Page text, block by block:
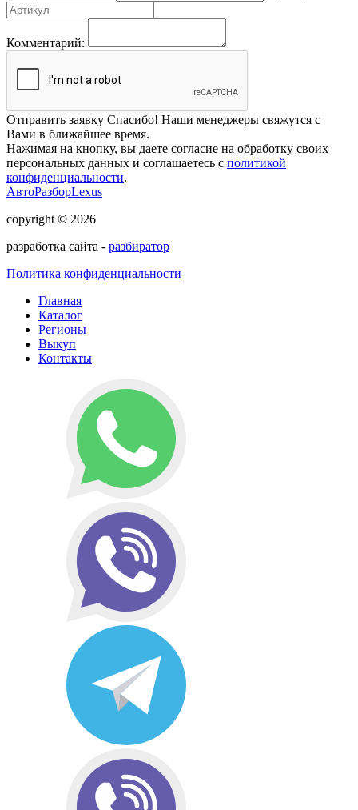
Комментарий:
Отправить заявку Спасибо! Наши менеджеры свяжутся с
Вами в ближайшее время.
Нажимая на кнопку, вы даете согласие на обработку своих
персональных данных и соглашаетесь с политикой
конфиденциальности.
АвтоРазборLexus
copyright © 2026
разработка сайта - разбиратор
Политика конфиденциальности
Главная
Каталог
Регионы
Выкуп
Контакты